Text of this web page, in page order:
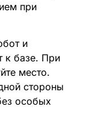
при
и
к базe. При
место.
стороны
особых